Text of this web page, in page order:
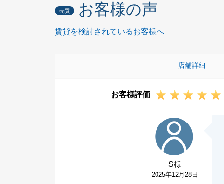
売買 お客様の声
賃貸を検討されているお客様へ
店舗詳細
お客様評価
S様
2025年12月28日